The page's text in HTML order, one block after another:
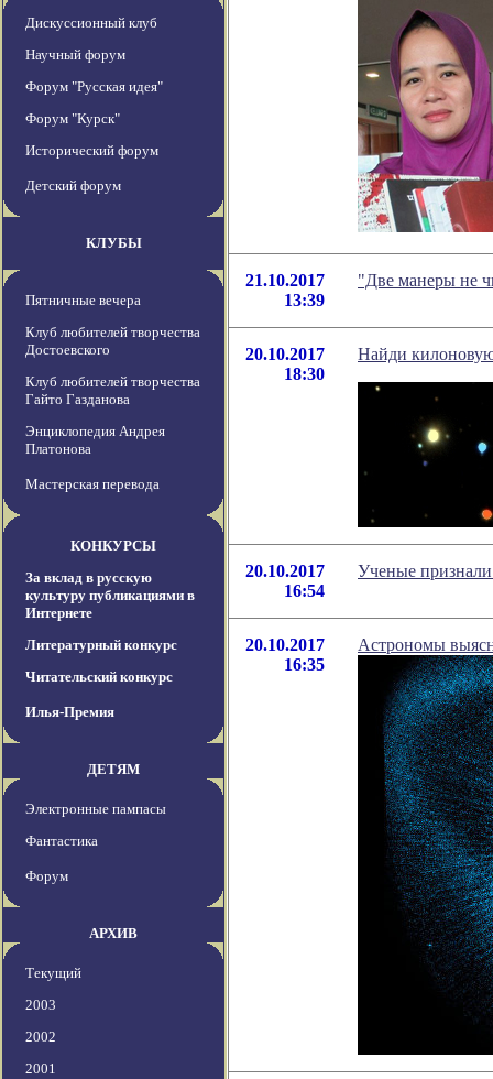
Дискуссионный клуб
Научный форум
Форум "Русская идея"
Форум "Курск"
Исторический форум
Детский форум
КЛУБЫ
Пятничные вечера
Клуб любителей творчества
Достоевского
Клуб любителей творчества
Гайто Газданова
Энциклопедия Андрея
Платонова
Мастерская перевода
КОНКУРСЫ
За вклад в русскую
культуру публикациями в
Интернете
Литературный конкурс
Читательский конкурс
Илья-Премия
ДЕТЯМ
Электронные пампасы
Фантастика
Форум
АРХИВ
Текущий
2003
2002
2001
21.10.2017
13:39
"Две манеры не
20.10.2017
18:30
Найди
20.10.2017
16:54
Ученые признали
20.10.2017
16:35
Астрономы